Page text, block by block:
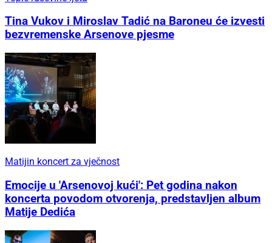
Tina Vukov i Miroslav Tadić na Baroneu će izvesti
bezvremenske Arsenove pjesme
Matijin koncert za vječnost
Emocije u 'Arsenovoj kući': Pet godina nakon
koncerta povodom otvorenja, predstavljen album
Matije Dedića